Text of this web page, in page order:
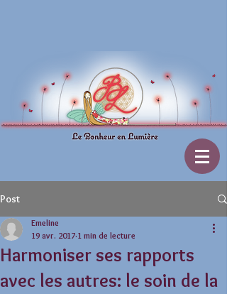
Post
Harmoniser ses rapports
avec les autres: le soin de la
Emeline
19 avr. 2017 1 min de lecture